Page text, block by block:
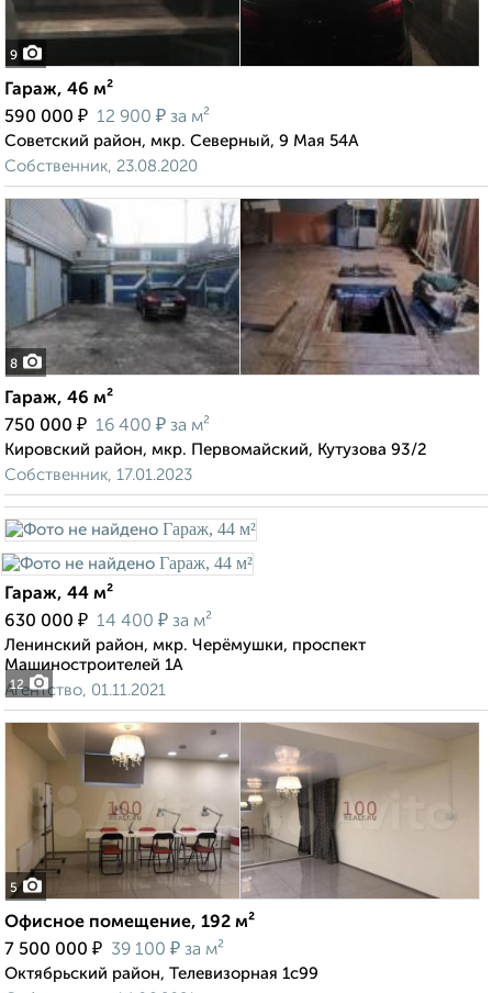
9
Гараж, 46 м²
590 000 ₽ 12 900 ₽ за м²
Советский район, мкр. Северный, 9 Мая 54А
Собственник, 23.08.2020
8
Гараж, 46 м²
750 000 ₽ 16 400 ₽ за м²
Кировский район, мкр. Первомайский, Кутузова 93/2
Собственник, 17.01.2023
12
Гараж, 44 м²
630 000 ₽ 14 400 ₽ за м²
Ленинский район, мкр. Черёмушки, проспект
Машиностроителей 1А
Агентство, 01.11.2021
5
Офисное помещение, 192 м²
7 500 000 ₽ 39 100 ₽ за м²
Октябрьский район, Телевизорная 1с99